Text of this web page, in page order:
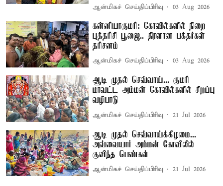
ஆன்மிகச் செய்திப்பிரிவு 03 Aug 2026
கன்னியாகுமரி: கோவில்களில் நிறை
புத்தரிசி பூஜை.. திரளான பக்தர்கள்
தரிசனம்
ஆன்மிகச் செய்திப்பிரிவு 03 Aug 2026
ஆடி முதல் செவ்வாய்... குமரி
மாவட்ட அம்மன் கோவில்களில் சிறப்பு
வழிபாடு
ஆன்மிகச் செய்திப்பிரிவு 21 Jul 2026
ஆடி முதல் செவ்வாய்க்கிழமை...
அவ்வையார் அம்மன் கோவிலில்
குவிந்த பெண்கள்
ஆன்மிகச் செய்திப்பிரிவு 21 Jul 2026